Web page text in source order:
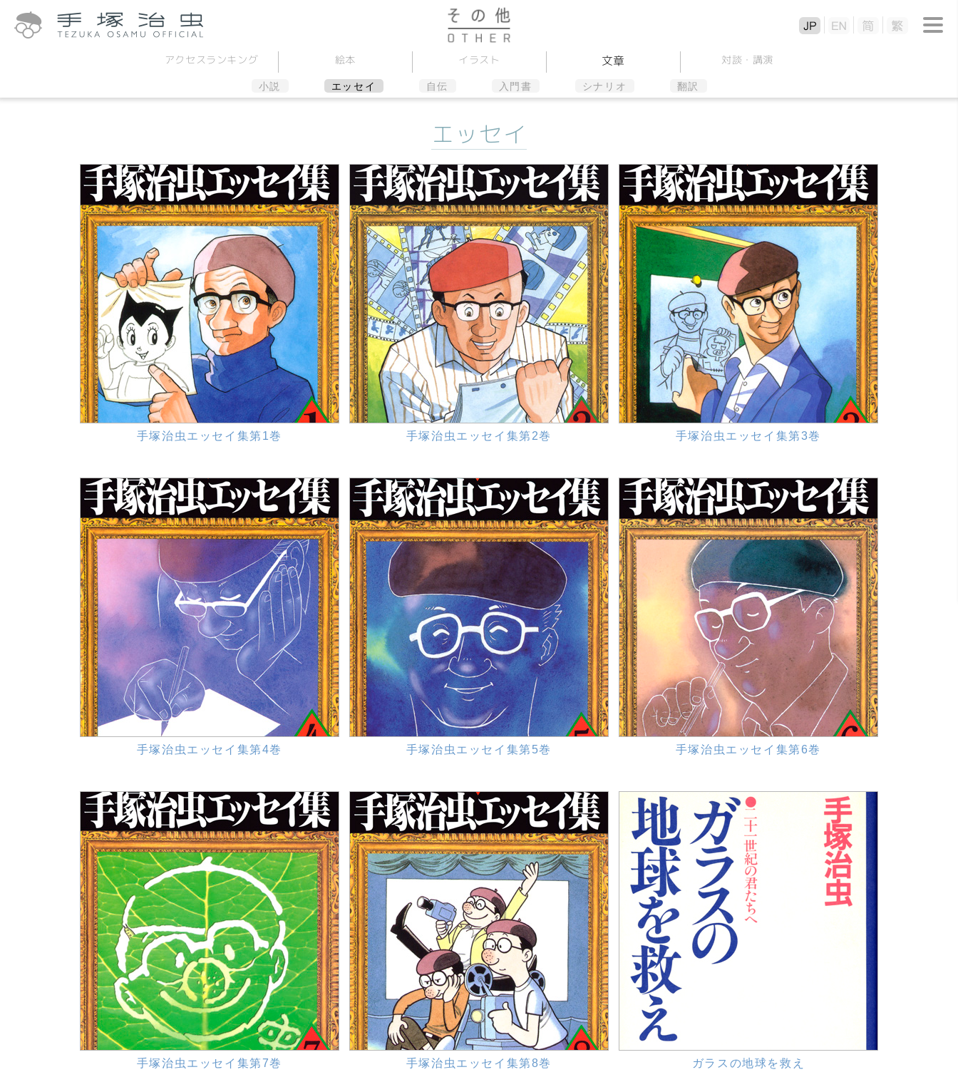
アクセス ランキング 絵本 イラスト 文章 対談 ・ 講演
小説 エッセイ 自伝 入門書 シナリオ 翻訳
エッセイ
手塚治虫エッセイ集第1巻 手塚治虫エッセイ集第2巻 手塚治虫エッセイ集第3巻
手塚治虫エッセイ集第4巻 手塚治虫エッセイ集第5巻 手塚治虫エッセイ集第6巻
手塚治虫エッセイ集第7巻 手塚治虫エッセイ集第8巻 ガラスの地球を救え